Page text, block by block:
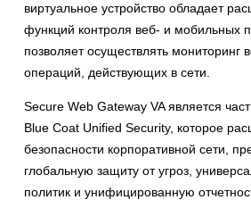
виртуальное устройство обладает
функций контроля веб- и мобильных
позволяет осуществлять мониторинг
операций, действующих в сети.
Secure Web Gateway VA является
Blue Coat Unified Security, которое
безопасности корпоративной сети,
глобальную защиту от угроз,
политик и унифицированную